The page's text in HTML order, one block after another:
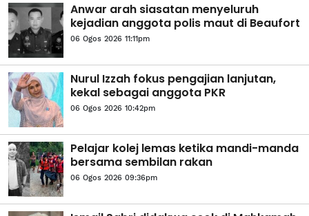
Anwar arah siasatan menyeluruh
kejadian anggota polis maut di Beaufort
06 Ogos 2026 11:11pm
Nurul Izzah fokus pengajian lanjutan,
kekal sebagai anggota PKR
06 Ogos 2026 10:42pm
Pelajar kolej lemas ketika mandi-manda
bersama sembilan rakan
06 Ogos 2026 09:36pm